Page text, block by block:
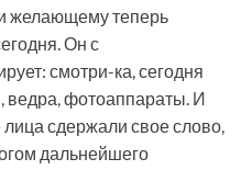
желающему теперь
Он с
смотри-ка, сегодня
ведра, фотоаппараты. И
сдержали свое слово,
дальнейшего